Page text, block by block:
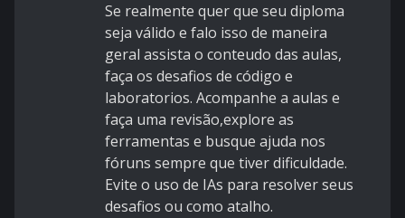
Se realmente quer que seu diploma
seja válido e falo isso de maneira
geral assista o conteudo das aulas,
faça os desafios de código e
laboratorios. Acompanhe a aulas e
faça uma revisão,explore as
ferramentas e busque ajuda nos
fóruns sempre que tiver dificuldade.
Evite o uso de IAs para resolver seus
desafios ou como atalho.